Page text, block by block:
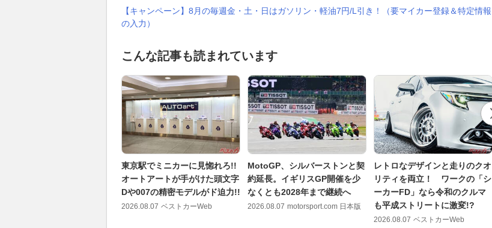
【キャンペーン】8月の毎週金・土・日はガソリン・軽油7円/L引き！（要マイカー登録＆特定情報
の入力）
こんな記事も読まれています
東京駅でミニカーに見惚れろ!!
オートアートが手がけた頭文字
Dや007の精密モデルがド迫力!!
2026.08.07 ベストカーWeb
MotoGP、シルバーストンと契
約延長。イギリスGP開催を少
なくとも2028年まで継続へ
2026.08.07 motorsport.com 日本版
レトロなデザインと走りのクオ
リティを両立！ ワークの「シ
ーカーFD」なら令和のクルマ
も平成ストリートに激変!?
2026.08.07 ベストカーWeb